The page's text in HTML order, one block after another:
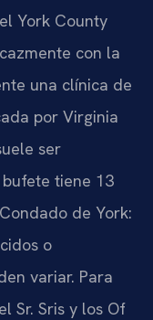
York County
con la
una clínica de
por Virginia
ser
tiene 13
de York:
o
variar. Para
Sr. Sris y los Of